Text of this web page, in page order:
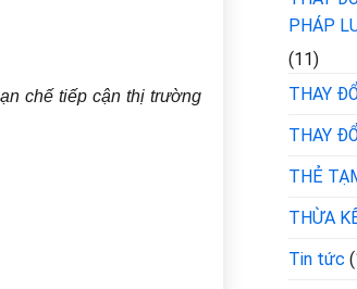
chế tiếp cận thị trường
PHÁP
(11)
THAY
THAY
THẺ
THỪA
Tin tức